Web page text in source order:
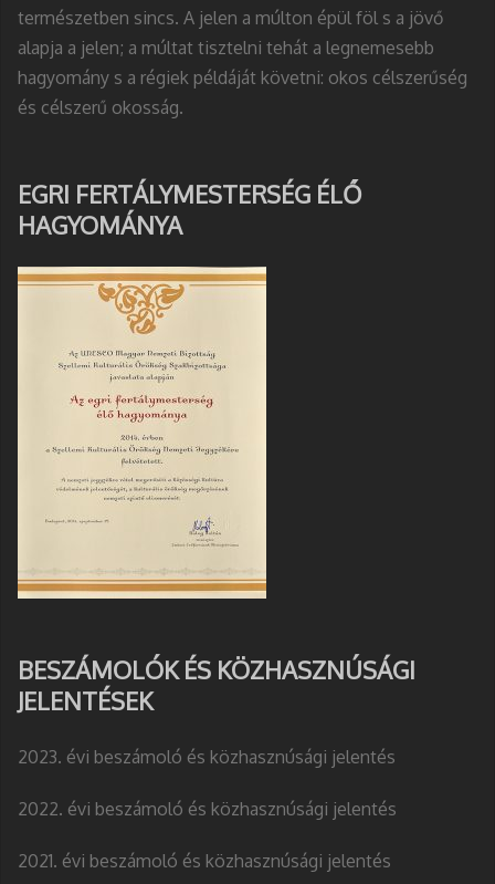
természetben sincs. A jelen a múlton épül föl s a jövő
alapja a jelen; a múltat tisztelni tehát a legnemesebb
hagyomány s a régiek példáját követni: okos célszerűség
és célszerű okosság.
EGRI FERTÁLYMESTERSÉG ÉLŐ
HAGYOMÁNYA
BESZÁMOLÓK ÉS KÖZHASZNÚSÁGI
JELENTÉSEK
2023. évi beszámoló és közhasznúsági jelentés
2022. évi beszámoló és közhasznúsági jelentés
2021. évi beszámoló és közhasznúsági jelentés